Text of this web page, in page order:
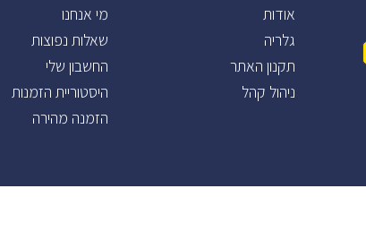
אודות
גלריה
תקנון האתר
ניהול קהל
מי אנחנו
שאלות נפוצות
החשבון שלי
היסטוריית הזמנות
הזמנה מהירה